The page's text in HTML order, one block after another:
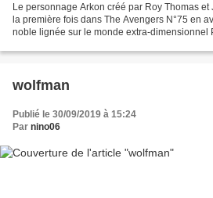
Le personnage Arkon créé par Roy Thomas
la première fois dans The Avengers N°75 en
noble lignée sur le monde extra-dimensionnel
wolfman
Publié le 30/09/2019 à 15:24
Par nino06